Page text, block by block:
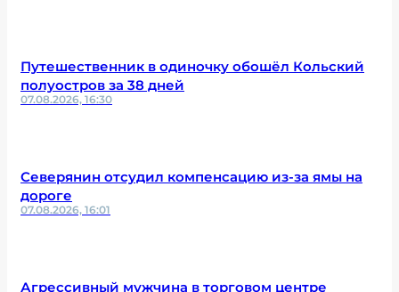
Путешественник в одиночку обошёл Кольский
полуостров за 38 дней
07.08.2026, 16:30
Северянин отсудил компенсацию из-за ямы на
дороге
07.08.2026, 16:01
Агрессивный мужчина в торговом центре